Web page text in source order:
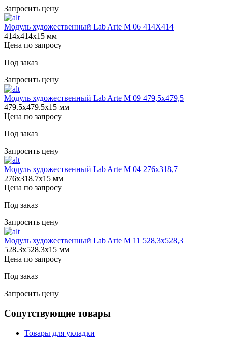
Запросить цену
Модуль художественный Lab Arte М 06 414Х414
414х414х15 мм
Цена по запросу
Под заказ
Запросить цену
Модуль художественный Lab Arte М 09 479,5х479,5
479.5х479.5х15 мм
Цена по запросу
Под заказ
Запросить цену
Модуль художественный Lab Arte М 04 276х318,7
276х318.7х15 мм
Цена по запросу
Под заказ
Запросить цену
Модуль художественный Lab Arte М 11 528,3х528,3
528.3х528.3х15 мм
Цена по запросу
Под заказ
Запросить цену
Сопутствующие товары
Товары для укладки